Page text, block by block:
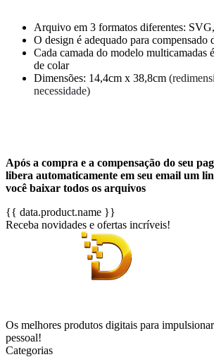
Arquivo em 3 formatos diferentes:
O design é adequado para compensado
Cada camada do modelo multicamadas
de colar
Dimensões: 14,4cm x 38,8cm
necessidade)
Após a compra e a compensação do seu
libera automaticamente em seu email um
você baixar todos os arquivos
{{ data.product.name }}
Receba novidades e ofertas incríveis!
Os melhores produtos digitais para
pessoal!
Categorias